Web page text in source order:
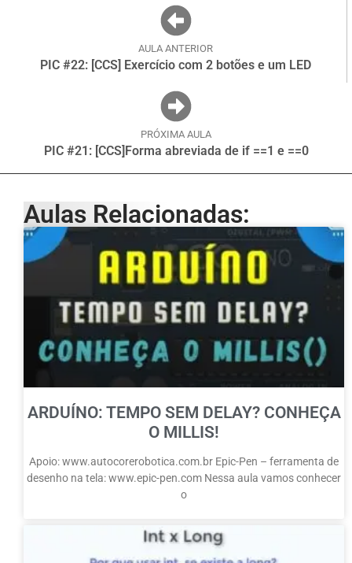
AULA ANTERIOR
PIC #22: [CCS] Exercício com 2 botões e um LED
PRÓXIMA AULA
PIC #21: [CCS]Forma abreviada de if ==1 e ==0
Aulas Relacionadas:
ARDUÍNO: TEMPO SEM DELAY? CONHEÇA
O MILLIS!
Apoio: www.autocorerobotica.com.br Epic-Pen – ferramenta de
desenho na tela: www.epic-pen.com Nessa aula vamos conhecer
o